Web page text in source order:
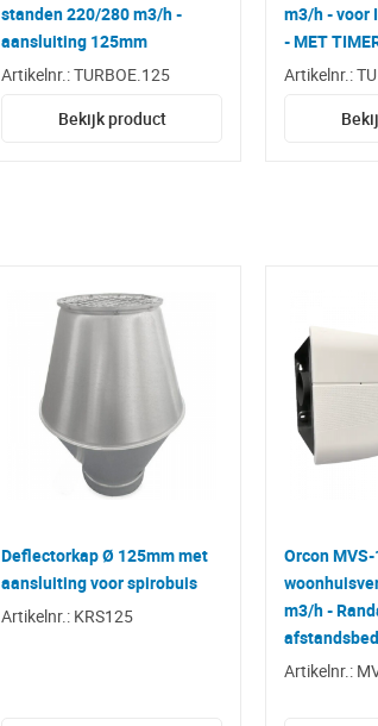
standen 220/280 m3/h -
aansluiting 125mm
Artikelnr.: TURBOE.125
Bekijk product
m3/h - voor
- MET
Artikelnr.:
Deflectorkap Ø 125mm met
aansluiting voor spirobuis
Artikelnr.: KRS125
Orcon
m3/h -
Artikelnr.: